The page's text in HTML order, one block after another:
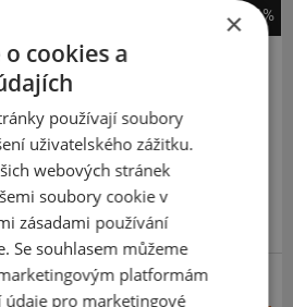
-11%
Kormoran
Season
65
VYRÁBÍ MICHELIN V EU
×
cookies a
používají soubory
uživatelského zážitku.
webových stránek
soubory cookie v
zásadami používání
Se souhlasem můžeme
platformám
údaje pro marketingové